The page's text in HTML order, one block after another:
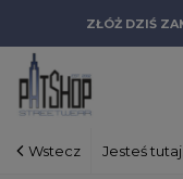
ZŁÓŻ DZIŚ
Wstecz Jesteś tutaj: